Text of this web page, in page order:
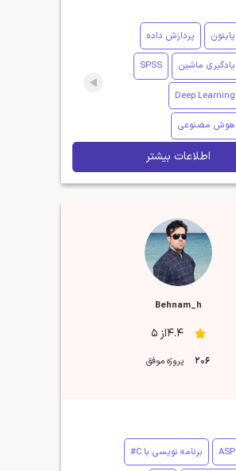
پایتون پردازش داده
یادگیری ماشین SPSS
Deep Learning
هوش مصنوعی
اطلاعات بیشتر
Behnam_h
4.4از 5
206 پروژه موفق
ASP برنامه نویسی با C#